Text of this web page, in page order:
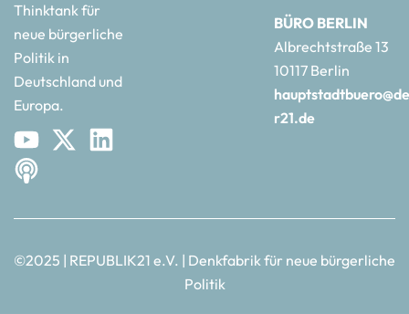
Thinktank für
neue bürgerliche
Politik in
Deutschland und
Europa.
BÜRO BERLIN
Albrechtstraße 13
10117 Berlin
r21.de
©2025 | REPUBLIK21 e.V. | Denkfabrik für neue bürgerliche
Politik